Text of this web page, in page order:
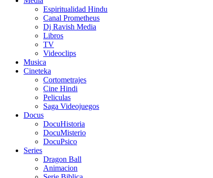
Espiritualidad Hindu
Canal Prometheus
Dj Ravish Media
Libros
TV
Videoclips
Musica
Cineteka
Cortometrajes
Cine Hindi
Peliculas
Saga Videojuegos
Docus
DocuHistoria
DocuMisterio
DocuPsico
Series
Dragon Ball
Animacion